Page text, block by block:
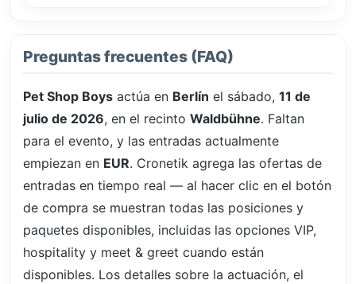
Preguntas frecuentes (FAQ)
Pet Shop Boys actúa en Berlín el sábado, 11 de
julio de 2026, en el recinto Waldbühne. Faltan
para el evento, y las entradas actualmente
empiezan en EUR. Cronetik agrega las ofertas de
entradas en tiempo real — al hacer clic en el botón
de compra se muestran todas las posiciones y
paquetes disponibles, incluidas las opciones VIP,
hospitality y meet & greet cuando están
disponibles. Los detalles sobre la actuación, el